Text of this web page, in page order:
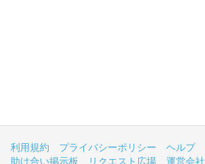
利用規約 プライバシーポリシー ヘルプ
助け合い掲示板
リクエスト広場 運営会社